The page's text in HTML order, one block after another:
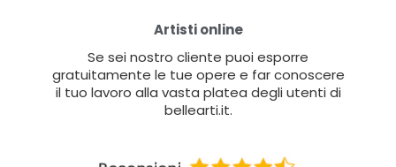
Artisti online
Se sei nostro cliente puoi esporre
gratuitamente le tue opere e far conoscere
il tuo lavoro alla vasta platea degli utenti di
bellearti.it.